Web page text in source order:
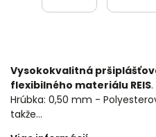
Vysokokvalitná
flexibilného materiálu REIS
Hrúbka: 0,50 mm -
takže…